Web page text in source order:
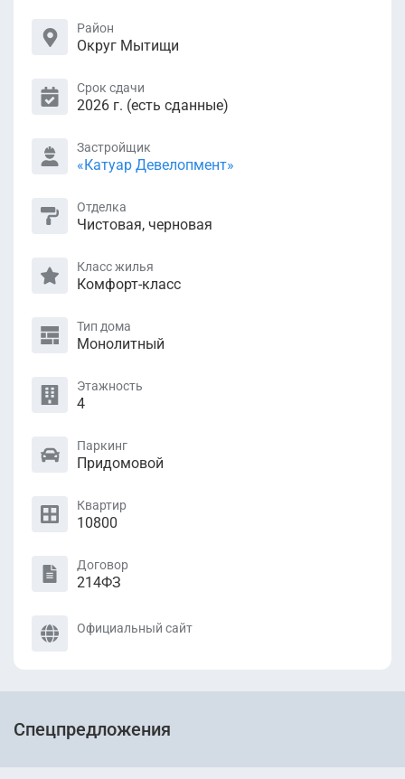
Район
Округ Мытищи
Срок сдачи
2026 г. (есть сданные)
Застройщик
«Катуар Девелопмент»
Отделка
Чистовая, черновая
Класс жилья
Комфорт-класс
Тип дома
Монолитный
Этажность
4
Паркинг
Придомовой
Квартир
10800
Договор
214ФЗ
Официальный сайт
Спецпредложения